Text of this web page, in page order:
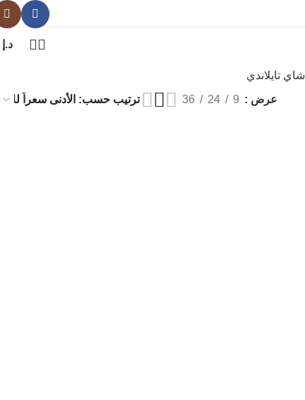
د.إ
شاي تايلاندي
عرض 9
24
36